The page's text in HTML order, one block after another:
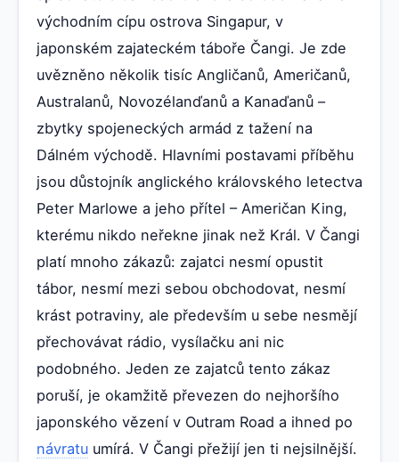
východním cípu ostrova Singapur, v
japonském zajateckém táboře Čangi. Je zde
uvězněno několik tisíc Angličanů, Američanů,
Australanů, Novozélanďanů a Kanaďanů –
zbytky spojeneckých armád z tažení na
Dálném východě. Hlavními postavami příběhu
jsou důstojník anglického královského letectva
Peter Marlowe a jeho přítel – Američan King,
kterému nikdo neřekne jinak než Král. V Čangi
platí mnoho zákazů: zajatci nesmí opustit
tábor, nesmí mezi sebou obchodovat, nesmí
krást potraviny, ale především u sebe nesmějí
přechovávat rádio, vysílačku ani nic
podobného. Jeden ze zajatců tento zákaz
poruší, je okamžitě převezen do nejhoršího
japonského vězení v Outram Road a ihned po
návratu umírá. V Čangi přežijí jen ti nejsilnější.